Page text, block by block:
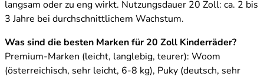
langsam oder zu eng wirkt. Nutzungsdauer 20 Zoll: ca. 2 bis
3 Jahre bei durchschnittlichem Wachstum.
Was sind die besten Marken für 20 Zoll Kinderräder?
Premium-Marken (leicht, langlebig, teurer): Woom
(österreichisch, sehr leicht, 6-8 kg), Puky (deutsch, sehr